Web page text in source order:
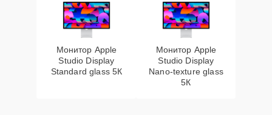
Монитор Apple
Studio Display
Standard glass 5К
Монитор Apple
Studio Display
Nano-texture glass
5К